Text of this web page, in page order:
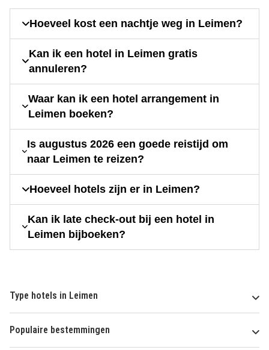
Hoeveel kost een nachtje weg in Leimen?
Kan ik een hotel in Leimen gratis
annuleren?
Waar kan ik een hotel arrangement in
Leimen boeken?
Is augustus 2026 een goede reistijd om
naar Leimen te reizen?
Hoeveel hotels zijn er in Leimen?
Kan ik late check-out bij een hotel in
Leimen bijboeken?
Type hotels in Leimen
Populaire bestemmingen